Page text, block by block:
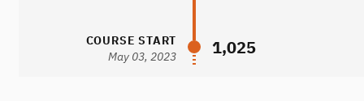
COURSE START
May 03, 2023
1,025